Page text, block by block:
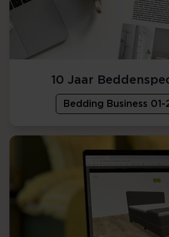
10 Jaar
Bedding Business 01-